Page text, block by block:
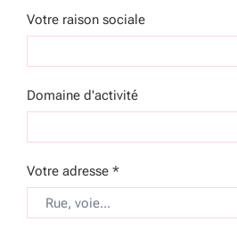
Votre raison sociale
Domaine d'activité
Votre adresse *